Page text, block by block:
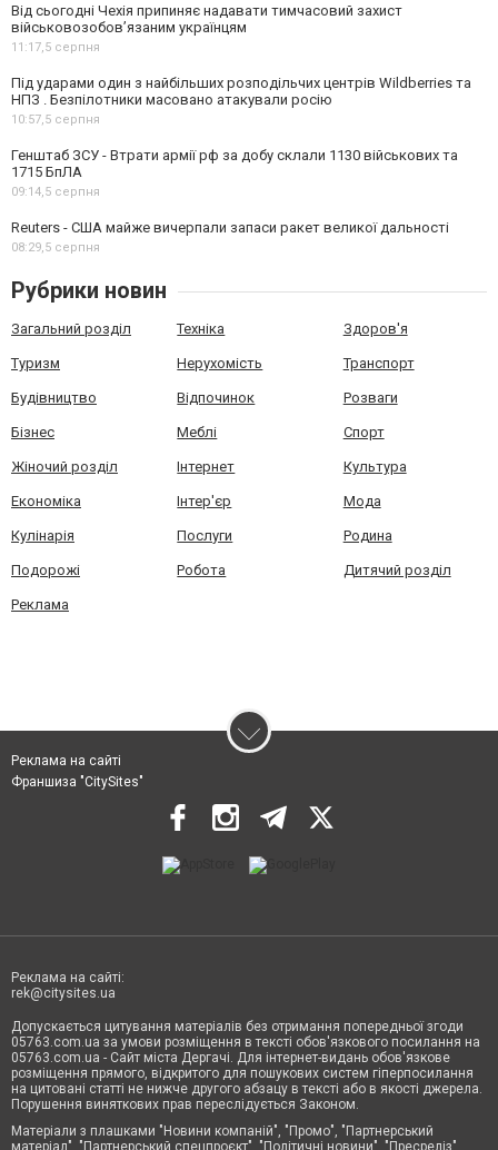
Від сьогодні Чехія припиняє надавати тимчасовий захист
військовозобов’язаним українцям
11:17, 5 серпня
Під ударами один з найбільших розподільчих центрів Wildberries та
НПЗ . Безпілотники масовано атакували росію
10:57, 5 серпня
Генштаб ЗСУ - Втрати армії рф за добу склали 1130 військових та
1715 БпЛА
09:14, 5 серпня
Reuters - США майже вичерпали запаси ракет великої дальності
08:29, 5 серпня
Рубрики новин
Загальний розділ Техніка Здоров'я
Туризм Нерухомість Транспорт
Будівництво Відпочинок Розваги
Бізнес Меблі Спорт
Жіночий розділ Інтернет Культура
Економіка Інтер'єр Мода
Кулінарія Послуги Родина
Подорожі Робота Дитячий розділ
Реклама
Реклама на сайті
Франшиза "CitySites"
Реклама на сайті:
rek@citysites.ua
Допускається цитування матеріалів без отримання попередньої згоди
05763.com.ua за умови розміщення в тексті обов'язкового посилання на
05763.com.ua - Сайт міста Дергачі. Для інтернет-видань обов'язкове
розміщення прямого, відкритого для пошукових систем гіперпосилання
на цитовані статті не нижче другого абзацу в тексті або в якості джерела.
Порушення виняткових прав переслідується Законом.
Матеріали з плашками "Новини компаній", "Промо", "Партнерський
матеріал", "Партнерський спецпроєкт", "Політичні новини", "Пресреліз",